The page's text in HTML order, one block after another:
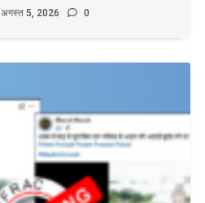
अगस्त 5, 2026 0